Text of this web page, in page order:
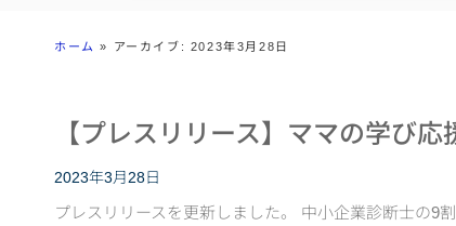
ホーム » アーカイブ: 2023年3月28日
【プレスリリース】ママの学び応
2023年3月28日
プレスリリースを更新しました。 中小企業診断士の9